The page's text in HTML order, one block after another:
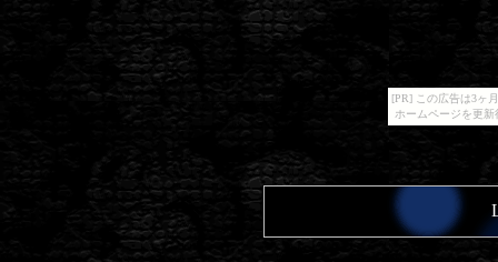
[PR] この広告は3ヶ
ホームページを更